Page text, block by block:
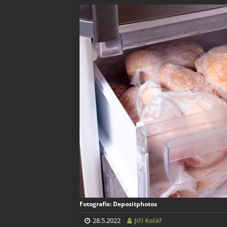
Fotografie: Depositphotos
28.5.2022 Jiří Kolář